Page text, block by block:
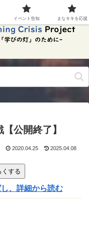
公開終了】
2020.04.25 2025.04.08
くする
、詳細から読む
イベント告知 まなキキを応援